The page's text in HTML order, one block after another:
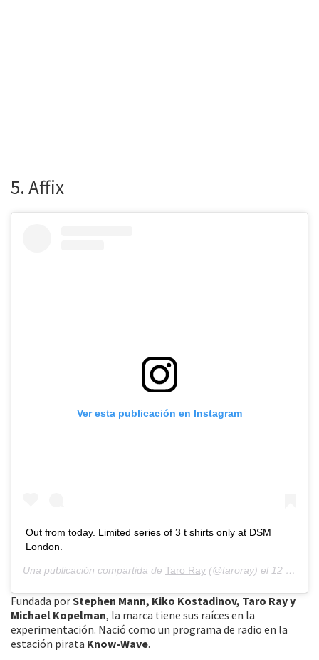
5. Affix
Ver esta publicación en Instagram
Out from today. Limited series of 3 t shirts only at DSM
London.
Una publicación compartida de Taro Ray (@taroray) el 12 Ene, 2019 a las 5:36 PST
Fundada porStephen Mann, Kiko Kostadinov, Taro Ray y
Michael Kopelman, la marca tiene sus raíces en la
experimentación. Nació como un programa de radio en la
estación pirata Know-Wave.